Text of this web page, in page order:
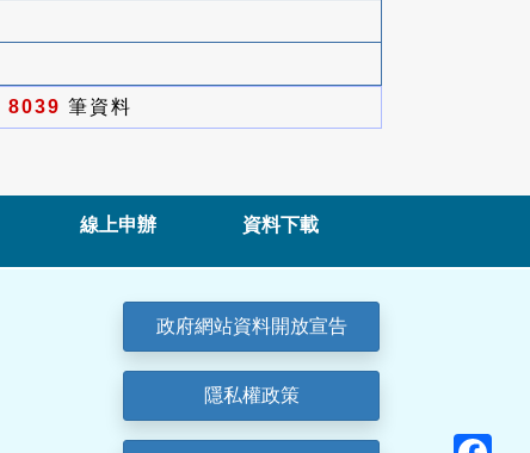
8039 筆資料
線上申辦 資料下載
政府網站資料開放宣告
隱私權政策